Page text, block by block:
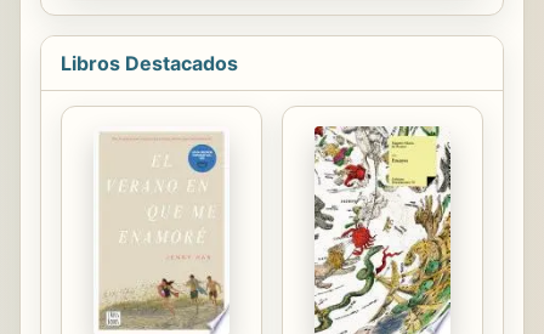
interpretación que hacen del códice
Nuttal. En este entretenido e
informado libro, nuestro héroe
conquistas y obstáculos para
convertirse en el unificador del reino
de la mixteca. "Esta que vas a leer es
la epopeya de un héroe mexicano
del siglo XI. Nació en el corazón de la
mixteca, un reino majestuoso de
altas y lluviosas montañas. Su
nombre, 8-Venado, Garra de...
Libros Destacados